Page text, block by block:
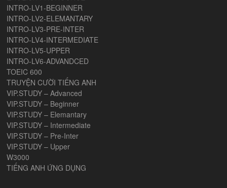
INTRO-LV1-BEGINNER
INTRO-LV2-ELEMANTARY
INTRO-LV3-PRE-INTER
INTRO-LV4-INTERMEDIATE
INTRO-LV5-UPPER
INTRO-LV6-ADVANDCED
TOEIC 600
TRUYỆN CƯỜI TIẾNG ANH
VIP.STUDY – Advanced
VIP.STUDY – Beginner
VIP.STUDY – Elemantary
VIP.STUDY – Intermediate
VIP.STUDY – Pre-Inter
VIP.STUDY – Upper
W3000
TIẾNG ANH ỨNG DỤNG